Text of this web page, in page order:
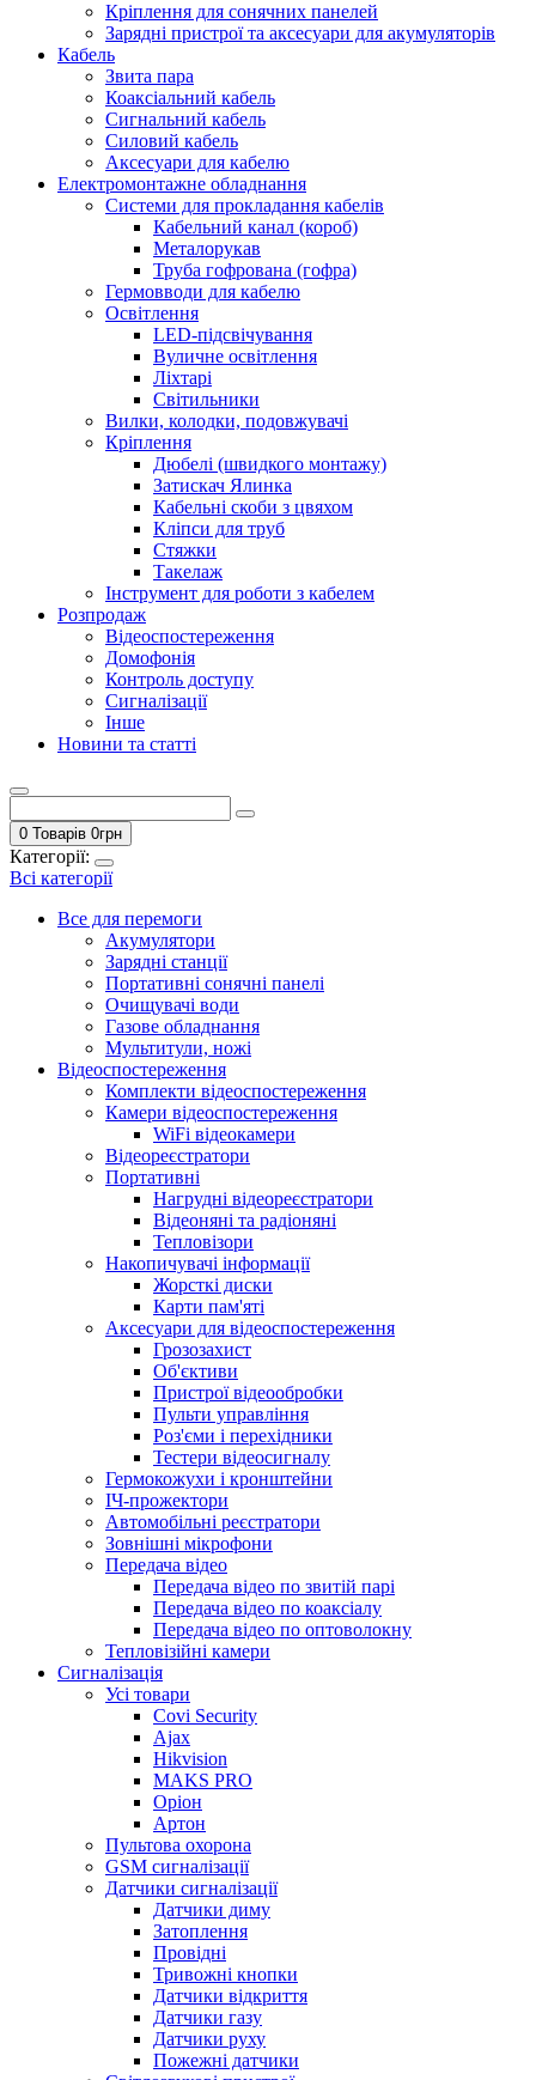
Кріплення для сонячних панелей
Зарядні пристрої та аксесуари для акумуляторів
Кабель
Звита пара
Коаксіальний кабель
Сигнальний кабель
Силовий кабель
Аксесуари для кабелю
Електромонтажне обладнання
Системи для прокладання кабелів
Кабельний канал (короб)
Металорукав
Труба гофрована (гофра)
Гермовводи для кабелю
Освітлення
LED-підсвічування
Вуличне освітлення
Ліхтарі
Світильники
Вилки, колодки, подовжувачі
Кріплення
Дюбелі (швидкого монтажу)
Затискач Ялинка
Кабельні скоби з цвяхом
Кліпси для труб
Стяжки
Такелаж
Інструмент для роботи з кабелем
Розпродаж
Відеоспостереження
Домофонія
Контроль доступу
Сигналізації
Інше
Новини та статті
0 Товарів 0грн
Категорії:
Всі категорії
Все для перемоги
Акумулятори
Зарядні станції
Портативні сонячні панелі
Очищувачі води
Газове обладнання
Мультитули, ножі
Відеоспостереження
Комплекти відеоспостереження
Камери відеоспостереження
WiFi відеокамери
Відеореєстратори
Портативні
Нагрудні відеореєстратори
Відеоняні та радіоняні
Тепловізори
Накопичувачі інформації
Жорсткі диски
Карти пам'яті
Аксесуари для відеоспостереження
Грозозахист
Об'єктиви
Пристрої відеообробки
Пульти управління
Роз'єми і перехідники
Тестери відеосигналу
Гермокожухи і кронштейни
ІЧ-прожектори
Автомобільні реєстратори
Зовнішні мікрофони
Передача відео
Передача відео по звитій парі
Передача відео по коаксіалу
Передача відео по оптоволокну
Тепловізійні камери
Cигналізація
Усі товари
Covi Security
Ajax
Hikvision
MAKS PRO
Оріон
Артон
Пультова охорона
GSM сигналізації
Датчики сигналізації
Датчики диму
Затоплення
Провідні
Тривожні кнопки
Датчики відкриття
Датчики газу
Датчики руху
Пожежні датчики